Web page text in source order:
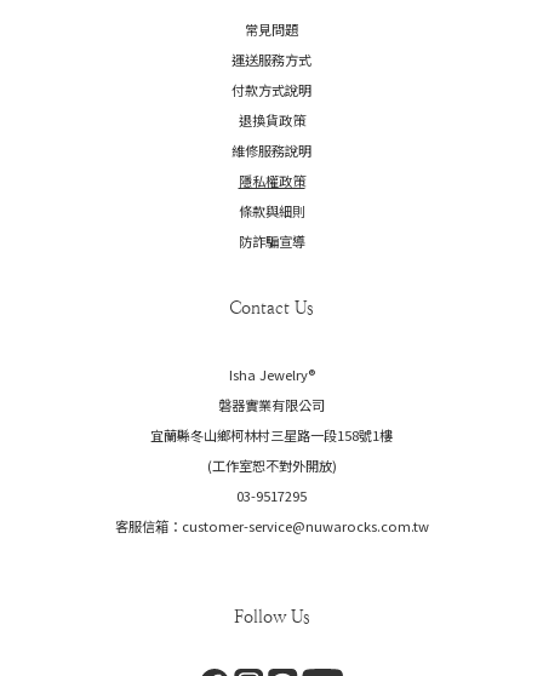
常見問題
運送服務方式
付款方式說明
退換貨政策
維修服務說明
隱私權政策
條款與細則
防詐騙宣導
Contact Us
Isha Jewelry®️
磐器實業有限公司
宜蘭縣冬山鄉柯林村三星路一段158號1樓
(工作室恕不對外開放)
03-9517295
客服信箱：customer-service@nuwarocks.com.tw
Follow Us